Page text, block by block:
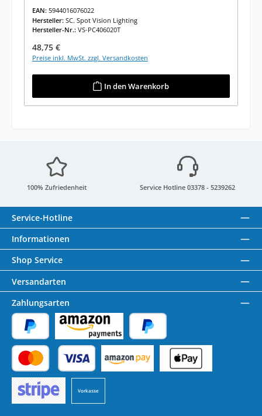
EAN: 5944016076022
Hersteller: SC. Spot Vision Lighting
Hersteller-Nr.: VS-PC406020T
Regulärer Preis:
48,75 €
Preise inkl. MwSt. zzgl. Versandkosten
In den Warenkorb
100% Zufriedenheit Service Hotline 03378 - 5239262
Service-Hotline
Informationen
Shop Service
Versandarten
Zahlungsarten
PayPal Amazon Pay Später Bezahlen
Kredit- oder Debitkarte
Vorkasse
Benutzerdefiniertes Bild 1